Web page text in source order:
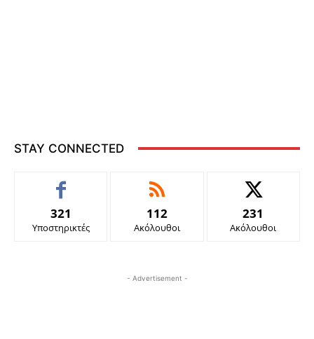
STAY CONNECTED
321
Υποστηρικτές
112
Ακόλουθοι
231
Ακόλουθοι
- Advertisement -